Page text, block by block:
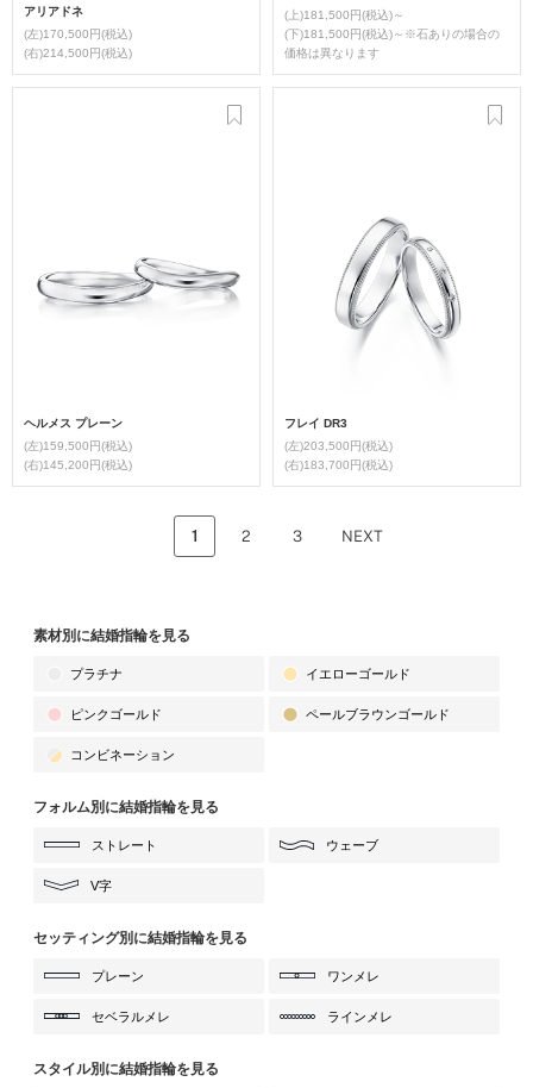
アリアドネ
(左)170,500円(税込)
(右)214,500円(税込)
(上)181,500円(税込)～
(下)181,500円(税込)～※石ありの場合の
価格は異なります
ヘルメス プレーン
(左)159,500円(税込)
(右)145,200円(税込)
フレイ DR3
(左)203,500円(税込)
(右)183,700円(税込)
1 2 3 NEXT
素材別に結婚指輪を見る
プラチナ イエローゴールド
ピンクゴールド ペールブラウンゴールド
コンビネーション
フォルム別に結婚指輪を見る
ストレート ウェーブ
V字
セッティング別に結婚指輪を見る
プレーン ワンメレ
セベラルメレ ラインメレ
スタイル別に結婚指輪を見る